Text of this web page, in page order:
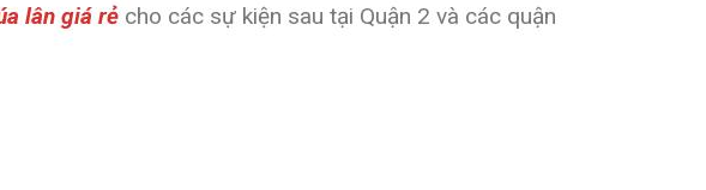
lân giá rẻ cho các sự kiện sau tại Quận 2 và các quận